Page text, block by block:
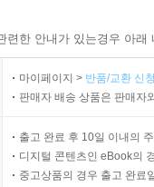
한 안내가 있는경우 아
마이페이지 > 반품/교환 신
판매자 배송 상품은 판매자
출고 완료 후 10일 이내의
디지털 콘텐츠인 eBook의
중고상품의 경우 출고 완료